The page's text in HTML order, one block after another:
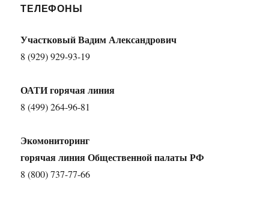
ТЕЛЕФОНЫ
Участковый Вадим Александрович
8 (929) 929-93-19
ОАТИ горячая линия
8 (499) 264-96-81
Экомониторинг
горячая линия Общественной палаты РФ
8 (800) 737-77-66